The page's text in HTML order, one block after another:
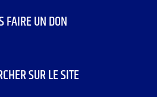
FAIRE UN DON
SUR LE SITE